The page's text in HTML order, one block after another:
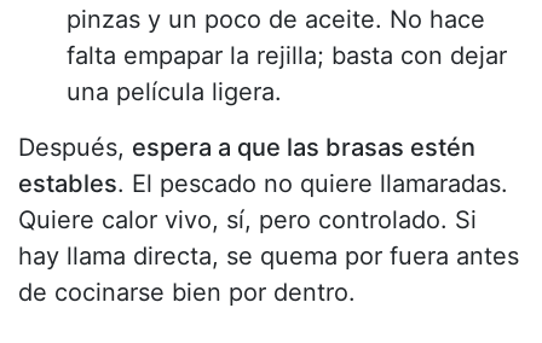
pinzas y un poco de aceite. No hace
falta empapar la rejilla; basta con dejar
una película ligera.
Después, espera a que las brasas estén
estables. El pescado no quiere llamaradas.
Quiere calor vivo, sí, pero controlado. Si
hay llama directa, se quema por fuera antes
de cocinarse bien por dentro.